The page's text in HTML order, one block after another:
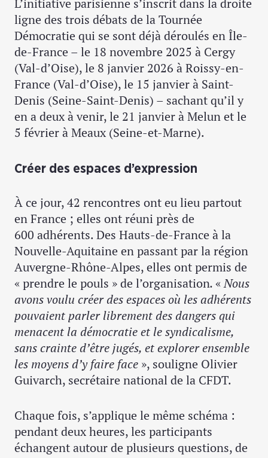
ligne des trois débats de la Tournée
Démocratie qui se sont déjà déroulés en Île-
de-France – le 18 novembre 2025 à Cergy
(Val-d’Oise), le 8 janvier 2026 à Roissy-en-
France (Val-d’Oise), le 15 janvier à Saint-
Denis (Seine-Saint-Denis) – sachant qu’il y
en a deux à venir, le 21 janvier à Melun et le
5 février à Meaux (Seine-et-Marne).
Créer des espaces d’expression
À ce jour, 42 rencontres ont eu lieu partout
en France ; elles ont réuni près de
600 adhérents. Des Hauts-de-France à la
Nouvelle-Aquitaine en passant par la région
Auvergne-Rhône-Alpes, elles ont permis de
« prendre le pouls » de l’organisation.«Nous
avons voulu créer des espaces où les adhérents
pouvaient parler librement des dangers qui
menacent la démocratie et le syndicalisme,
sans crainte d’être jugés, et explorer ensemble
les moyens d’y faire face », souligne Olivier
Guivarch, secrétaire national de la CFDT.
Chaque fois, s’applique le même schéma :
pendant deux heures, les participants
échangent autour de plusieurs questions, de